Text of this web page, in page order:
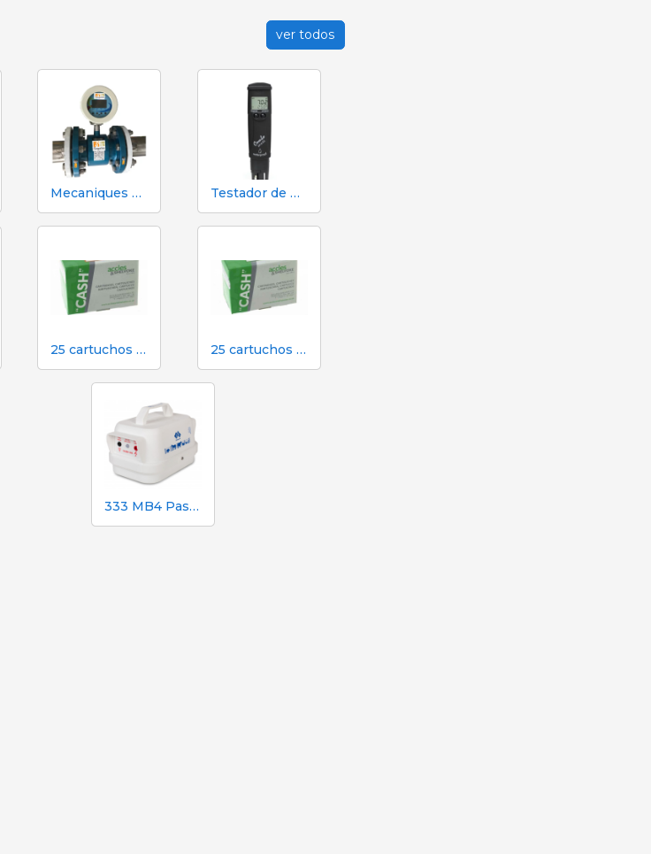
ver todos
Mecaniques Segalés DN150 Contador de Volume e Nitrogênio Testador de pH, EC, TDS e temperatura Hanna HI98130
25 cartuchos laranja calibre para atordoamento em dinheiro em matadouro 25 cartuchos verdes calibre para atordoamento em dinheiro no matadouro
333 MB4 Pastor elétrico alimentado por bateria para cães e cavalos